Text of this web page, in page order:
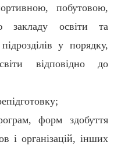
побутовою,
закладу освіти та
у порядку,
відповідно до
форм здобуття
і організацій, інших